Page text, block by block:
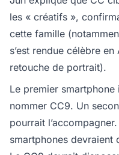
les « créatifs »,
cette famille
s’est rendue célèbre
retouche de portrait).
Le premier
nommer CC9. Un
pourrait
smartphones devraient